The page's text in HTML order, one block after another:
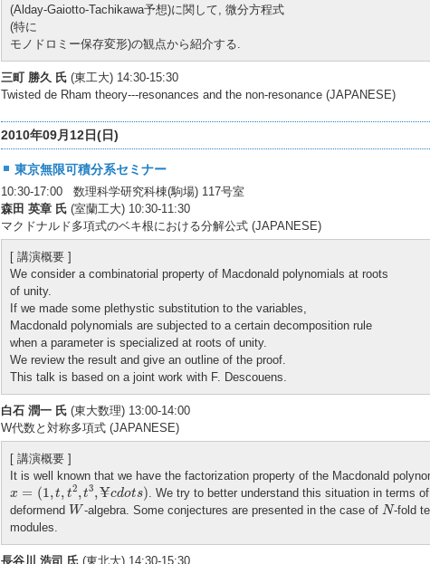
(Alday-Gaiotto-Tachikawa予想)に関して, 微分方程式
(特に
モノドロミー保存変形)の観点から紹介する.
三町 勝久 氏 (東工大) 14:30-15:30
Twisted de Rham theory---resonances and the non-resonance (JAPANESE)
2010年09月12日(日)
東京無限可積分系セミナー
10:30-17:00 数理科学研究科棟(駒場) 117号室
森田 英章 氏 (室蘭工大) 10:30-11:30
マクドナルド多項式のベキ根における分解公式 (JAPANESE)
[ 講演概要 ]
We consider a combinatorial property of Macdonald polynomials at roots
of unity.
If we made some plethystic substitution to the variables,
Macdonald polynomials are subjected to a certain decomposition rule
when a parameter is specialized at roots of unity.
We review the result and give an outline of the proof.
This talk is based on a joint work with F. Descouens.
白石 潤一 氏 (東大数理) 13:00-14:00
W代数と対称多項式 (JAPANESE)
[ 講演概要 ]
It is well known that we have the factorization property of the Macdonald
x = (1 , t, t2, t3,¥cdots)
x =( 1,t,t2,t3,¥cdots )
. We try to better understand this situation in terms
deformend W
W -algebra. Some conjectures are presented in the case of N
N-fold
modules.
長谷川 浩司 氏 (東北大) 14:30-15:30